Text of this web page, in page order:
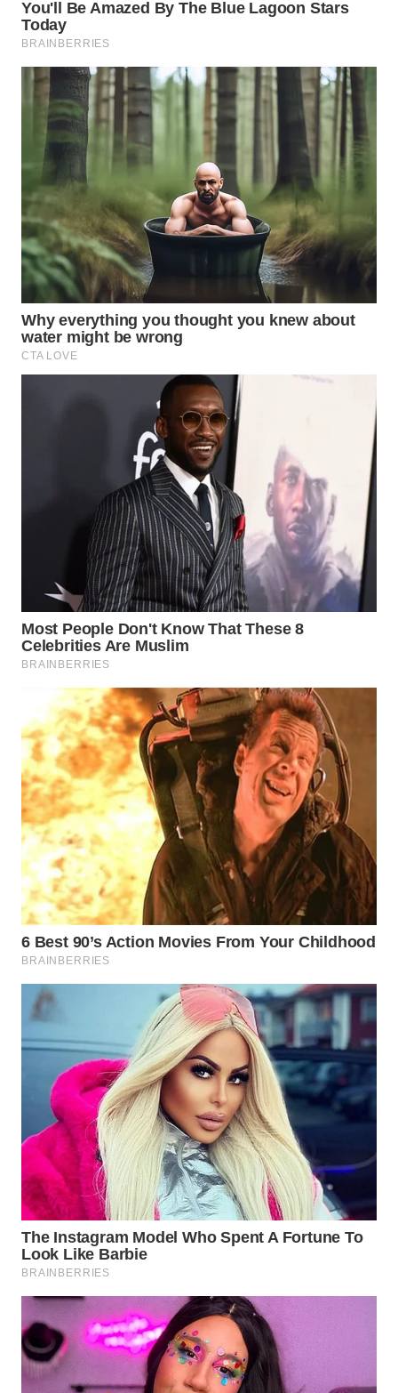
WN
SELATAN
WN
TANJUNG
LESUNG
WN
KARO
WN
SIMALUNGUN
WN
LABUHANBATU
TINGGI
WN
PAKPAK
WN
KARAWANG
WN
BEKASI
WN
BOGOR
WN
DEPOK
WN
TAPANULI
UTARA
WN
SAMOSIR
WN
PADANG
LAWAS
WN
SUMEDANG
WN
WN
KEPULAUAN
SERIBU